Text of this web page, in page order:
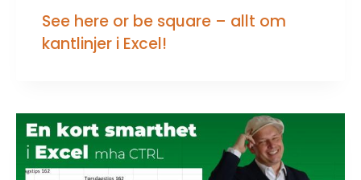
See here or be square – allt om
kantlinjer i Excel!